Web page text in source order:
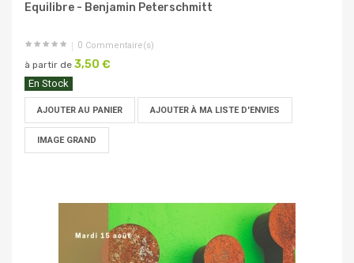
Equilibre - Benjamin Peterschmitt
0 Commentaire(s)
à partir de 3,50 €
En Stock
AJOUTER AU PANIER AJOUTER À MA LISTE D'ENVIES
IMAGE GRAND